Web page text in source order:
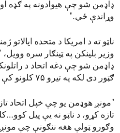
ډاډمن شو چې هیوادونه په ګډه
وړاندې ځي."
ناټو ته د امریکا د متحده
وزیر بلینکن په ټینګار سره
ګټور دی لکه په تیرو ۷۵ کلونو کې چې و. "
"مونږ هوډمن یو چې خپل اتحاد
تازه کړو، د ناټو نه یې پیل
وګورو ټولې هغه ننګونې چې